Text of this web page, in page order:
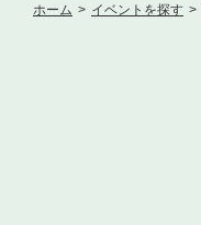
ホーム > イベントを探す >